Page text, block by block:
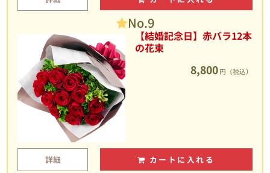
No.9
【結婚記念日】赤バラ12本
の花束
8,800 円（税込）
詳細 カートに入れる